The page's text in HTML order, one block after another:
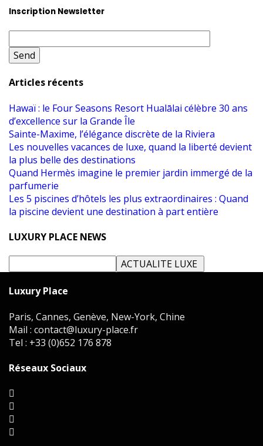
Inscription Newsletter
Articles récents
Hawaï : le Four Seasons Resort Hualālai célèbre 30 ans
d’excellence sur la Grande Île
Sainte-Maxime, l’élégance discrète de la Riviera
Les nouvelles vacances de luxe, quand la liberté devient
la plus belle des destinations
Quand Hermès imagine le premier jardin immergé de la
parfumerie
Les 5 piscines d’hôtels les plus extraordinaires : Quand
la piscine devient une destination à part entière
LUXURY PLACE NEWS
Luxury Place
Paris, Cannes, Genève, New-York, Chine
Mail : contact@luxury-place.fr
Tel : +33 (0)652 176 878
Réseaux Sociaux